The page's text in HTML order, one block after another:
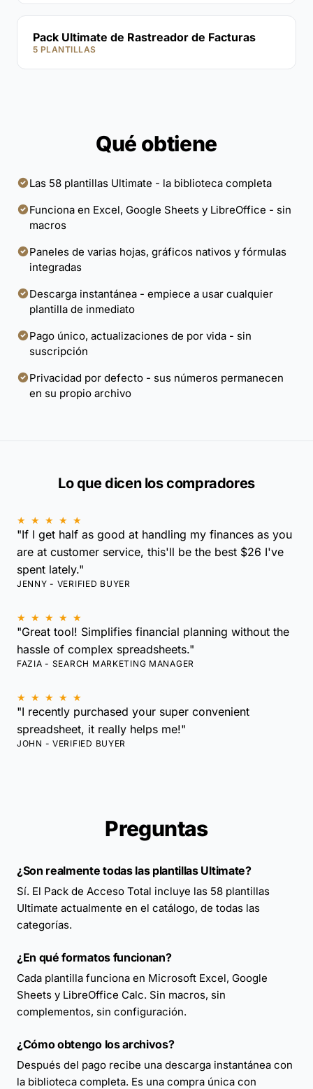
Pack Ultimate de Rastreador de Facturas
5 PLANTILLAS
Qué obtiene
Las 58 plantillas Ultimate - la biblioteca completa
Funciona en Excel, Google Sheets y LibreOffice - sin
macros
Paneles de varias hojas, gráficos nativos y fórmulas
integradas
Descarga instantánea - empiece a usar cualquier
plantilla de inmediato
Pago único, actualizaciones de por vida - sin
suscripción
Privacidad por defecto - sus números permanecen
en su propio archivo
Lo que dicen los compradores
★ ★ ★ ★ ★
"If I get half as good at handling my finances as you
are at customer service, this'll be the best $26 I've
spent lately."
JENNY - VERIFIED BUYER
★ ★ ★ ★ ★
"Great tool! Simplifies financial planning without the
hassle of complex spreadsheets."
FAZIA - SEARCH MARKETING MANAGER
★ ★ ★ ★ ★
"I recently purchased your super convenient
spreadsheet, it really helps me!"
JOHN - VERIFIED BUYER
Preguntas
¿Son realmente todas las plantillas Ultimate?
Sí. El Pack de Acceso Total incluye las 58 plantillas
Ultimate actualmente en el catálogo, de todas las
categorías.
¿En qué formatos funcionan?
Cada plantilla funciona en Microsoft Excel, Google
Sheets y LibreOffice Calc. Sin macros, sin
complementos, sin configuración.
¿Cómo obtengo los archivos?
Después del pago recibe una descarga instantánea con
la biblioteca completa. Es una compra única con